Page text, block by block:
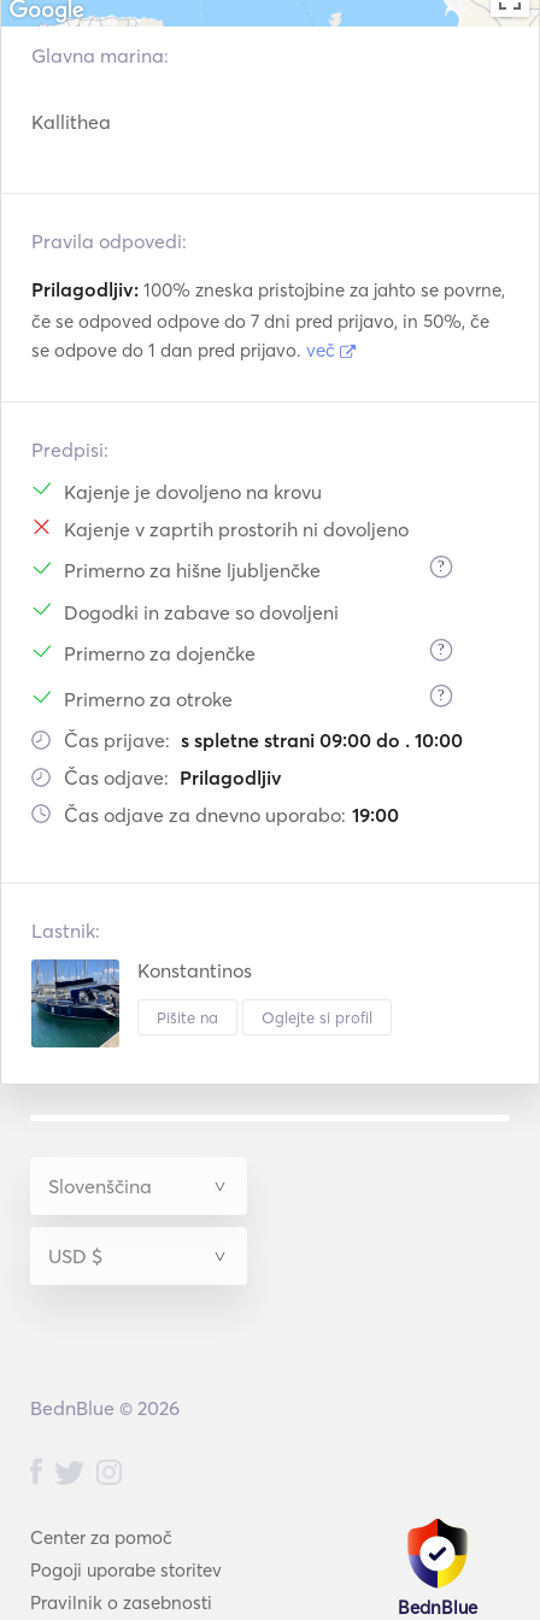
Glavna marina:
Kallithea
Pravila odpovedi:
Prilagodljiv: 100% zneska pristojbine za jahto se povrne,
če se odpoved odpove do 7 dni pred prijavo, in 50%, če
se odpove do 1 dan pred prijavo. več
Predpisi:
Kajenje je dovoljeno na krovu
Kajenje v zaprtih prostorih ni dovoljeno
Primerno za hišne ljubljenčke
?
Dogodki in zabave so dovoljeni
Primerno za dojenčke
?
Primerno za otroke ?
Čas prijave: s spletne strani 09:00 do . 10:00
Čas odjave: Prilagodljiv
Čas odjave za dnevno uporabo: 19:00
Lastnik:
Konstantinos
Pišite na Oglejte si profil
Center za pomoč
Pogoji uporabe storitev
Pravilnik o zasebnosti
BednBlue
BednBlue © 2026